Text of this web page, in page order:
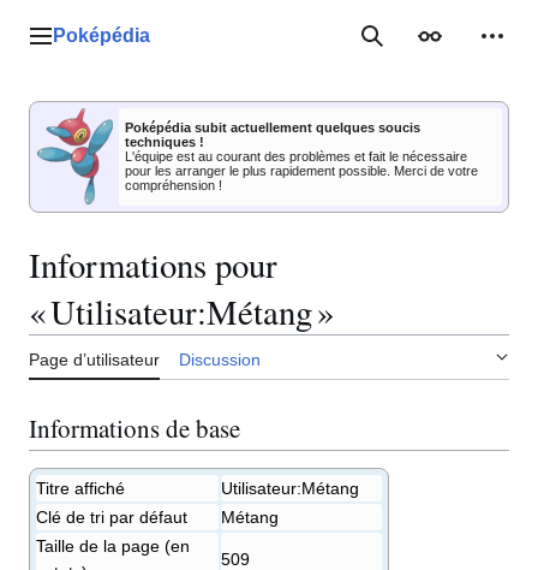
Menu principal
Poképédia RechercherApparence
Poképédia subit actuellement quelques soucis
techniques !
L'équipe est au courant des problèmes et fait le nécessaire
pour les arranger le plus rapidement possible. Merci de votre
compréhension !
Informations pour
« Utilisateur:Métang »
Page d’utilisateur Discussion
Informations de base
Titre affiché
Utilisateur:Métang
Clé de tri par défaut
Métang
Taille de la page (en
509